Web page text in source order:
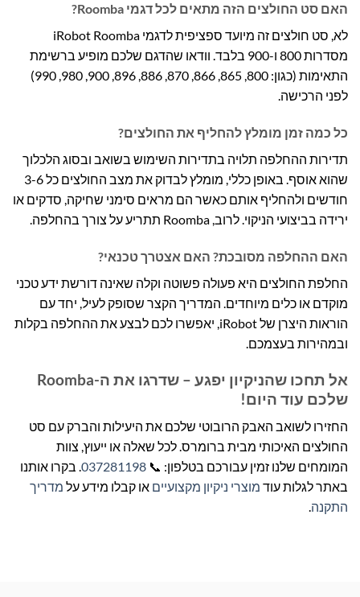
האם סט החולצים הזה מתאים לכל דגמי Roomba?
לא, סט חולצים זה מיועד ספציפית לדגמי iRobot Roomba
מסדרות 800 ו-900 בלבד. וודאו שהדגם שלכם מופיע ברשימת
התאימות (כגון: 800, 865, 866, 870, 886, 896, 900, 980, 990)
לפני הרכישה.
כל כמה זמן מומלץ להחליף את החולצים?
תדירות ההחלפה תלויה בתדירות השימוש בשואב ובסוג הלכלוך
שהוא אוסף. באופן כללי, מומלץ לבדוק את מצב החולצים כל 3-6
חודשים ולהחליף אותם כאשר הם מראים סימני שחיקה, סדקים או
ירידה בביצועי הניקוי. לרוב, Roomba תתריע על צורך בהחלפה.
האם ההחלפה מסובכת? האם אצטרך טכנאי?
החלפת החולצים היא פעולה פשוטה וקלה שאינה דורשת ידע טכני
מוקדם או כלים מיוחדים. המדריך הקצר שסופק לעיל, יחד עם
הוראות היצרן של iRobot, יאפשרו לכם לבצע את ההחלפה בקלות
ובמהירות בעצמכם.
אל תחכו שהניקיון יפגע – שדרגו את ה-Roomba
שלכם עוד היום!
החזירו לשואב האבק הרובוטי שלכם את היעילות והברק עם סט
החולצים האיכותי מבית ברומרס. לכל שאלה או ייעוץ, צוות
המומחים שלנו זמין עבורכם בטלפון: 📞 037281198. בקרו אותנו
באתר לגלות עוד מוצרי ניקיון מקצועיים או קבלו מידע על מדריך
התקנה.